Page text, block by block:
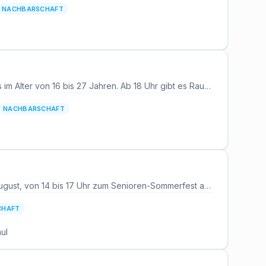
NACHBARSCHAFT
Das YOUCA-Jugendcafé in Geisenheim veranstaltet einen Abend für Queers und Allies im Alter von 16 bis 27 Jahren. Ab 18 Uhr gibt es Raum zum Kennenlernen, Austauschen und für gemeinsame Zeit in einem offenen und akzeptierenden Rahmen. Das Format findet regelmäßig statt und richtet sich an junge Menschen aus der queeren Community und ihr Umfeld. Ort ist das Jugendcafé in der Rüdesheimer Straße 27.
NACHBARSCHAFT
Der Seniorenbeirat und das Seniorenreferat Bruchköbel laden am Mittwoch, den 12. August, von 14 bis 17 Uhr zum Senioren-Sommerfest auf dem Freien Platz ein. ☕ Bei Kaffee und Kuchen können sich Besucher:innen an Infoständen über Angebote für Seniorinnen und Senioren in Bruchköbel informieren, musikalisch begleitet von Reinhard Paul. Das Fest bietet einen geselligen Nachmittag in der historischen Altstadt und richtet sich besonders an ältere Bruchköbeler:innen, die Kontakte knüpfen oder sich austauschen möchten – Angehörige und Interessierte sind ebenfalls willkommen. Der Freie Platz ist barrierearm gestaltet und bietet mit Sitzgelegenheiten aus der städtischen Sommerbox eine bequeme Umgebung für einen entspannten Nachmittag. Der Eintritt ist frei, um die Teilnahme so niedrigschwellig wie möglich zu gestalten. 🎶 Das Sommerfest ist Teil der städtischen Reihe „Sommer auf dem Freien Platz“ und findet mitten in der Bruchköbeler Innenstadt statt.